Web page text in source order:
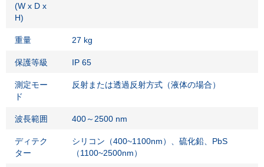
(W x D x
H)
重量 27 kg
保護等級 IP 65
測定モー
ド
反射または透過反射方式（液体の場合）
波長範囲 400～2500 nm
ディテク
ター
シリコン（400~1100nm）、硫化鉛、PbS
（1100~2500nm）